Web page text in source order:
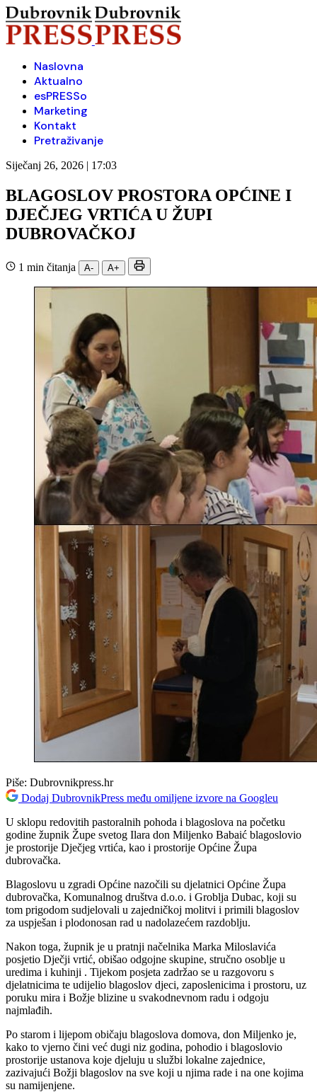
Naslovna
Aktualno
esPRESSo
Marketing
Kontakt
Pretraživanje
Siječanj 26, 2026 | 17:03
BLAGOSLOV PROSTORA OPĆINE I
DJEČJEG VRTIĆA U ŽUPI
DUBROVAČKOJ
1 min čitanja A- A+
Piše: Dubrovnikpress.hr
Dodaj DubrovnikPress među omiljene izvore na Googleu
U sklopu redovitih pastoralnih pohoda i blagoslova na početku
godine župnik Župe svetog Ilara don Miljenko Babaić blagoslovio
je prostorije Dječjeg vrtića, kao i prostorije Općine Župa
dubrovačka.
Blagoslovu u zgradi Općine nazočili su djelatnici Općine Župa
dubrovačka, Komunalnog društva d.o.o. i Groblja Dubac, koji su
tom prigodom sudjelovali u zajedničkoj molitvi i primili blagoslov
za uspješan i plodonosan rad u nadolazećem razdoblju.
Nakon toga, župnik je u pratnji načelnika Marka Miloslavića
posjetio Dječji vrtić, obišao odgojne skupine, stručno osoblje u
uredima i kuhinji . Tijekom posjeta zadržao se u razgovoru s
djelatnicima te udijelio blagoslov djeci, zaposlenicima i prostoru, uz
poruku mira i Božje blizine u svakodnevnom radu i odgoju
najmlađih.
Po starom i lijepom običaju blagoslova domova, don Miljenko je,
kako to vjerno čini već dugi niz godina, pohodio i blagoslovio
prostorije ustanova koje djeluju u službi lokalne zajednice,
zazivajući Božji blagoslov na sve koji u njima rade i na one kojima
su namijenjene.